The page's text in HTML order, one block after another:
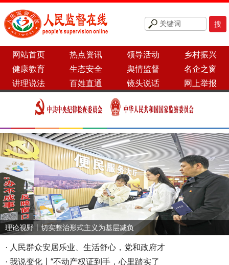
网站首页 热点资讯 领导活动
乡村振兴
健康教育
生态安全 舆情监督
名企之窗
讲理说法
百姓直通 镜头说话 网上举报
理论视野丨切实整治形式主义为基层减负
· 人民群众安居乐业、生活舒心，党和政府才
· 我说变化丨“不动产权证到手，心里踏实了